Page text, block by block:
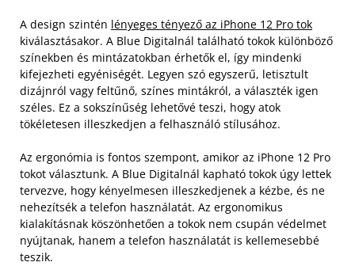
A design szintén lényeges tényező az iPhone 12 Pro tok
kiválasztásakor. A Blue Digitalnál található tokok különböző
színekben és mintázatokban érhetők el, így mindenki
kifejezheti egyéniségét. Legyen szó egyszerű, letisztult
dizájnról vagy feltűnő, színes mintákról, a választék igen
széles. Ez a sokszínűség lehetővé teszi, hogy atok
tökéletesen illeszkedjen a felhasználó stílusához.
Az ergonómia is fontos szempont, amikor az iPhone 12 Pro
tokot választunk. A Blue Digitalnál kapható tokok úgy lettek
tervezve, hogy kényelmesen illeszkedjenek a kézbe, és ne
nehezítsék a telefon használatát. Az ergonomikus
kialakításnak köszönhetően a tokok nem csupán védelmet
nyújtanak, hanem a telefon használatát is kellemesebbé
teszik.